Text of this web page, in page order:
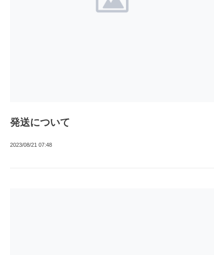
発送について
2023/08/21 07:48